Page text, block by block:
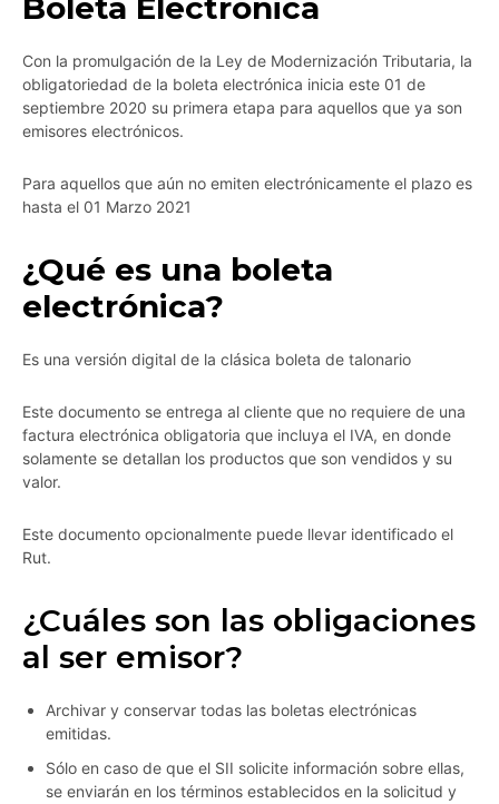
Boleta Electrónica
Con la promulgación de la Ley de Modernización Tributaria, la
obligatoriedad de la boleta electrónica inicia este 01 de
septiembre 2020 su primera etapa para aquellos que ya son
emisores electrónicos.
Para aquellos que aún no emiten electrónicamente el plazo es
hasta el 01 Marzo 2021
¿Qué es una boleta
electrónica?
Es una versión digital de la clásica boleta de talonario
Este documento se entrega al cliente que no requiere de una
factura electrónica obligatoria que incluya el IVA, en donde
solamente se detallan los productos que son vendidos y su
valor.
Este documento opcionalmente puede llevar identificado el
Rut.
¿Cuáles son las obligaciones
al ser emisor?
Archivar y conservar todas las boletas electrónicas
emitidas.
Sólo en caso de que el SII solicite información sobre ellas,
se enviarán en los términos establecidos en la solicitud y